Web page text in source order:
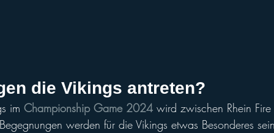
die Vikings antreten?
im Championship Game 2024 wird zwischen Rhein
werden für die Vikings etwas Besonderes